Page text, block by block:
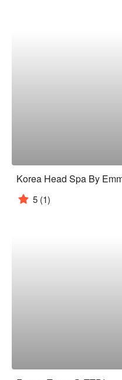
Korea Head Spa By
5 (1)